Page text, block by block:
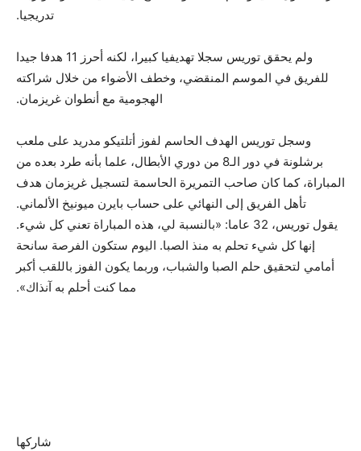
تدريجيا.
ولم يحقق توريس سجلا تهديفيا كبيرا، لكنه أحرز 11 هدفا جيدا
للفريق في الموسم المنقضي، وخطف الأضواء من خلال شراكته
الهجومية مع أنطوان غريزمان.
وسجل توريس الهدف الحاسم لفوز أتلتيكو مدريد على ملعب
برشلونة في دور الـ8 من دوري الأبطال، علما بأنه طرد بعده من
المباراة، كما كان صاحب التمريرة الحاسمة لتسجيل غريزمان هدف
تأهل الفريق إلى النهائي على حساب بايرن ميونيخ الألماني.
يقول توريس، 32 عاما: «بالنسبة لي، هذه المباراة تعني كل شيء.
إنها كل شيء تحلم به منذ الصبا. اليوم ستكون الفرصة سانحة
أمامي لتحقيق حلم الصبا والشباب، وربما يكون الفوز باللقب أكبر
مما كنت أحلم به آنذاك».
شاركها